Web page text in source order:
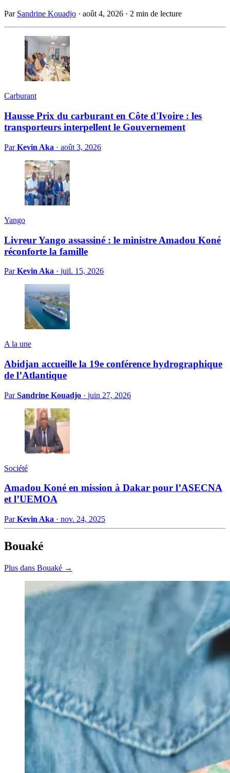
Par Sandrine Kouadjo · août 4, 2026 · 2 min de lecture
Carburant
Hausse Prix du carburant en Côte d'Ivoire : les
transporteurs interpellent le Gouvernement
ParKevin Aka · août 3, 2026
Yango
Livreur Yango assassiné : le ministre Amadou Koné
réconforte la famille
ParKevin Aka · juil. 15, 2026
A la une
Abidjan accueille la 19e conférence hydrographique
de l’Atlantique
ParSandrine Kouadjo · juin 27, 2026
Société
Amadou Koné en mission à Dakar pour l’ASECNA
et l’UEMOA
ParKevin Aka · nov. 24, 2025
Bouaké
Plus dans Bouaké →